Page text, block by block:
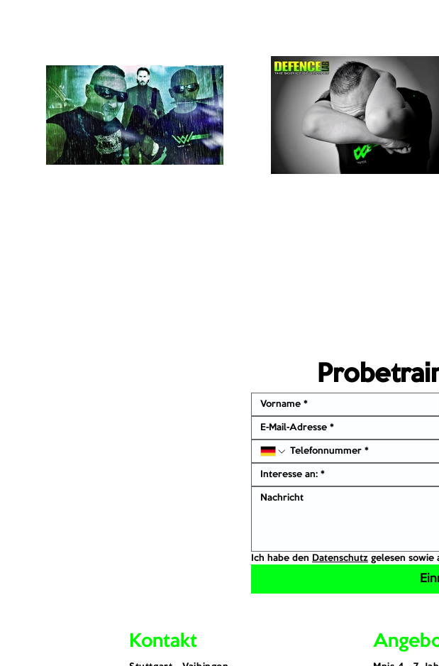
Interesse an: *
Ich habe den Datenschutz gelesen sowie
Kontakt